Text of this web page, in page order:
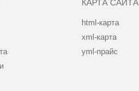
КАРТА САЙТА
html-карта
xml-карта
yml-прайс